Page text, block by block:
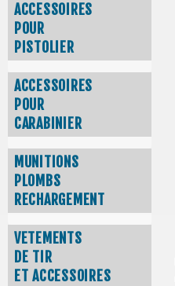
ACCESSOIRES
POUR
PISTOLIER
ACCESSOIRES
POUR
CARABINIER
MUNITIONS
PLOMBS
RECHARGEMENT
VETEMENTS
DE TIR
ET ACCESSOIRES